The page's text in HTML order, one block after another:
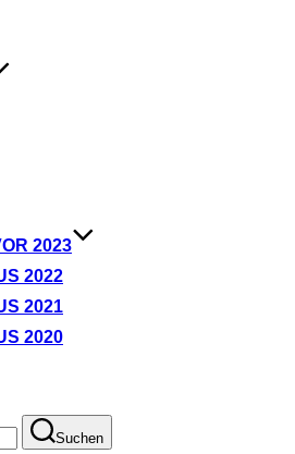
2023
2022
2021
2020
Suchen